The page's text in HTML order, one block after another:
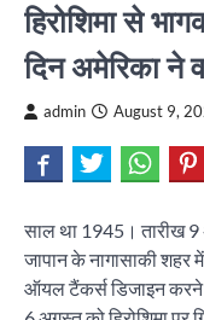
हिरोशिमा से
दिन अमेरिका ने
admin August 9,
साल था 1945। तारीख
जापान के नागासाकी शहर
ऑयल टैंकर्स डिजाइन करने